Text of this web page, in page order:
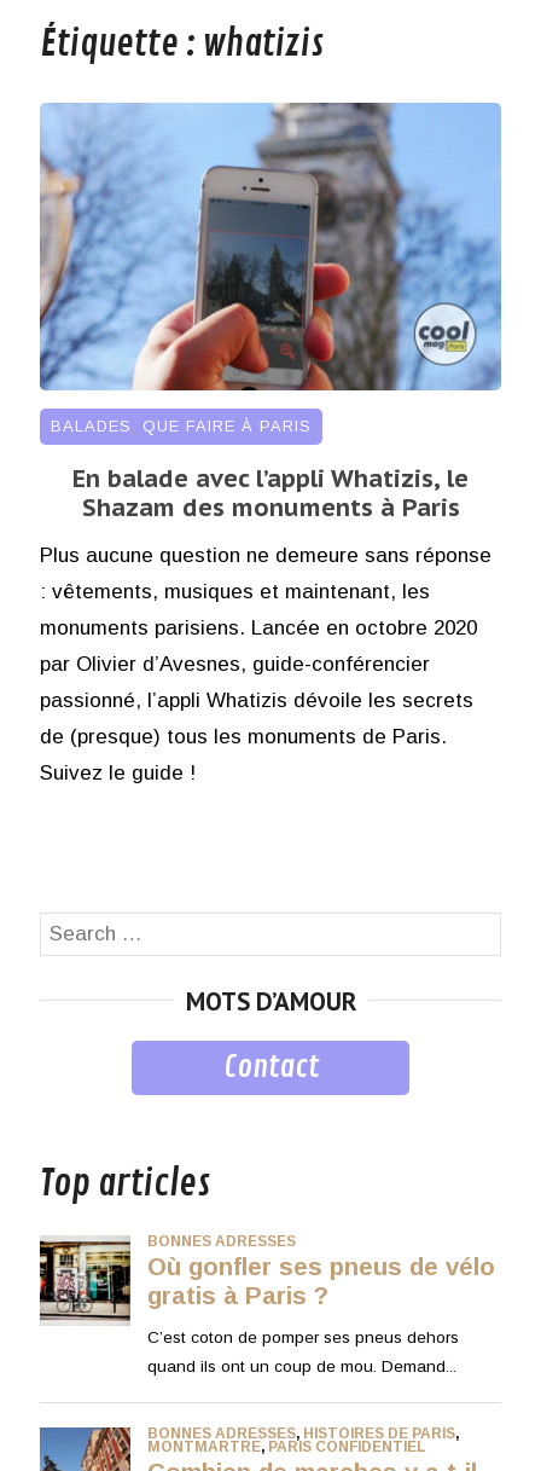
Étiquette : whatizis
BALADES QUE FAIRE À PARIS
En balade avec l’appli Whatizis, le
Shazam des monuments à Paris
Plus aucune question ne demeure sans réponse
: vêtements, musiques et maintenant, les
monuments parisiens. Lancée en octobre 2020
par Olivier d’Avesnes, guide-conférencier
passionné, l’appli Whatizis dévoile les secrets
de (presque) tous les monuments de Paris.
Suivez le guide !
Search
MOTS D’AMOUR
Contact
Top articles